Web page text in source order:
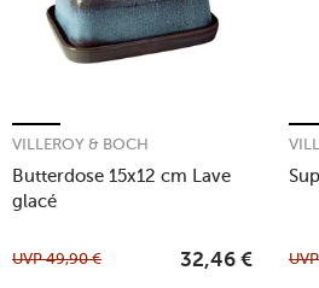
Butterdose 15x12 cm Lave
glacé
VILLEROY & BOCH
UVP49,90 € 32,46 €